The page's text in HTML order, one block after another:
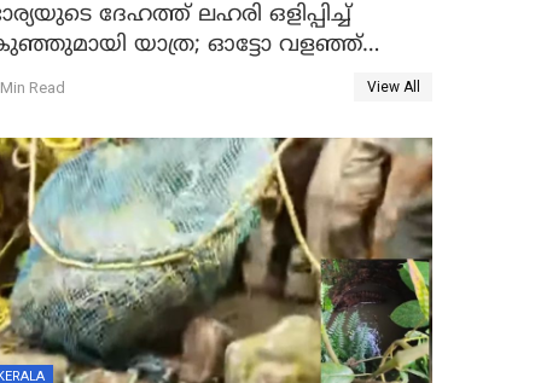
ദേഹത്ത് ലഹരി ഒളിപ്പിച്ച്
യാത്ര; ഓട്ടോ വളഞ്ഞ്
പിടികൂടി പൊലീസ്
Read View All
KERALA